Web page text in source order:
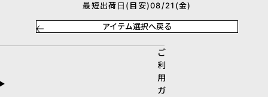
最短出荷日(目安)08/21(金)
アイテム選択へ戻る
ご
利
用
ガ